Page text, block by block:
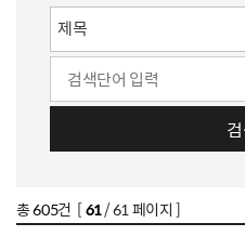
총605건 [61/ 61 페이지 ]